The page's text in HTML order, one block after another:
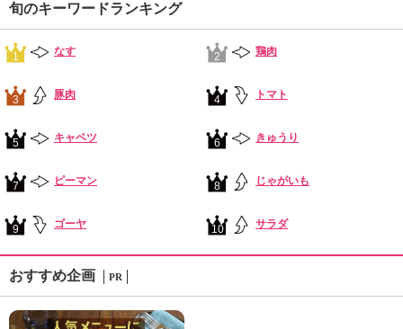
旬のキーワードランキング
1 なす 2 鶏肉
3 豚肉 4 トマト
5 キャベツ 6 きゅうり
7 ピーマン 8 じゃがいも
9 ゴーヤ 10 サラダ
おすすめ企画 PR